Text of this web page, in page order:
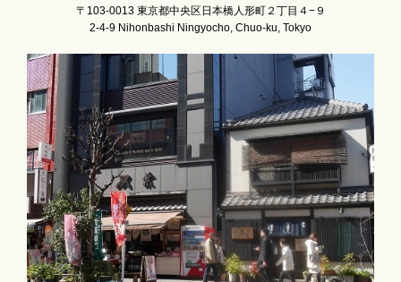
〒103-0013 東京都中央区日本橋人形町２丁目４−９
2-4-9 Nihonbashi Ningyocho, Chuo-ku, Tokyo